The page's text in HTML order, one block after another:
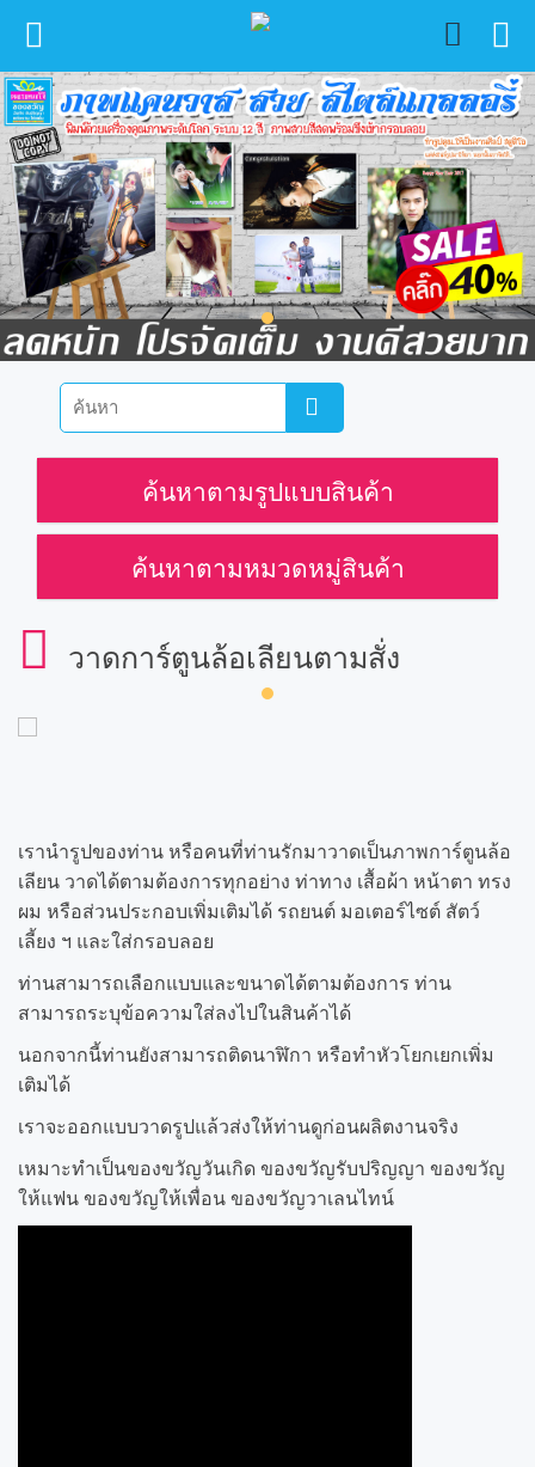
ค้นหาตามรูปแบบสินค้า
ค้นหาตามหมวดหมู่สินค้า
วาดการ์ตูนล้อเลียนตามสั่ง
เรานำรูปของท่าน หรือคนที่ท่านรักมาวาดเป็นภาพการ์ตูนล้อ
เลียน วาดได้ตามต้องการทุกอย่าง ท่าทาง เสื้อผ้า หน้าตา ทรง
ผม หรือส่วนประกอบเพิ่มเติมได้ รถยนต์ มอเตอร์ไซต์ สัตว์
เลี้ยง ฯ และใส่กรอบลอย
ท่านสามารถเลือกแบบและขนาดได้ตามต้องการ ท่าน
สามารถระบุข้อความใส่ลงไปในสินค้าได้
นอกจากนี้ท่านยังสามารถติดนาฬิกา หรือทำหัวโยกเยกเพิ่ม
เติมได้
เราจะออกแบบวาดรูปแล้วส่งให้ท่านดูก่อนผลิตงานจริง
เหมาะทำเป็นของขวัญวันเกิด ของขวัญรับปริญญา ของขวัญ
ให้แฟน ของขวัญให้เพื่อน ของขวัญวาเลนไทน์